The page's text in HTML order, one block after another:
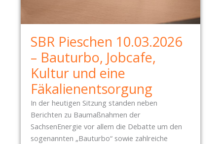
SBR Pieschen 10.03.2026
– Bauturbo, Jobcafe,
Kultur und eine
Fäkalienentsorgung
In der heutigen Sitzung standen neben
Berichten zu Baumaßnahmen der
SachsenEnergie vor allem die Debatte um den
sogenannten „Bauturbo“ sowie zahlreiche